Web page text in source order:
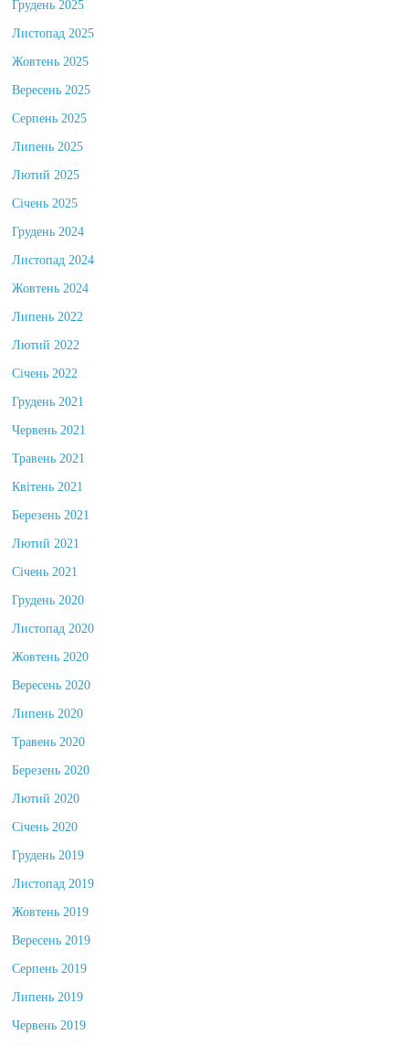
Грудень 2025
Листопад 2025
Жовтень 2025
Вересень 2025
Серпень 2025
Липень 2025
Лютий 2025
Січень 2025
Грудень 2024
Листопад 2024
Жовтень 2024
Липень 2022
Лютий 2022
Січень 2022
Грудень 2021
Червень 2021
Травень 2021
Квітень 2021
Березень 2021
Лютий 2021
Січень 2021
Грудень 2020
Листопад 2020
Жовтень 2020
Вересень 2020
Липень 2020
Травень 2020
Березень 2020
Лютий 2020
Січень 2020
Грудень 2019
Листопад 2019
Жовтень 2019
Вересень 2019
Серпень 2019
Липень 2019
Червень 2019